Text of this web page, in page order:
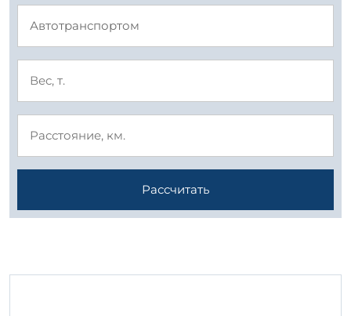
Рассчитать